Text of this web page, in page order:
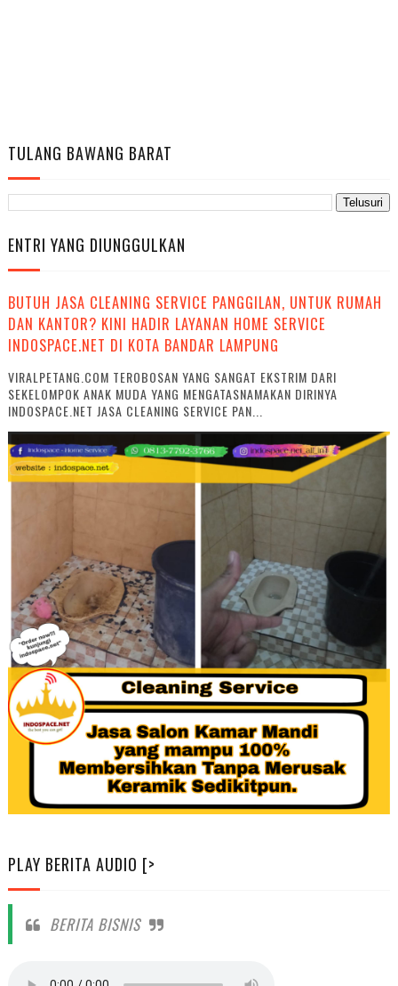
TULANG BAWANG BARAT
ENTRI YANG DIUNGGULKAN
BUTUH JASA CLEANING SERVICE PANGGILAN, UNTUK RUMAH
DAN KANTOR? KINI HADIR LAYANAN HOME SERVICE
INDOSPACE.NET DI KOTA BANDAR LAMPUNG
VIRALPETANG.COM TEROBOSAN YANG SANGAT EKSTRIM DARI
SEKELOMPOK ANAK MUDA YANG MENGATASNAMAKAN DIRINYA
INDOSPACE.NET JASA CLEANING SERVICE PAN...
PLAY BERITA AUDIO [>
BERITA BISNIS